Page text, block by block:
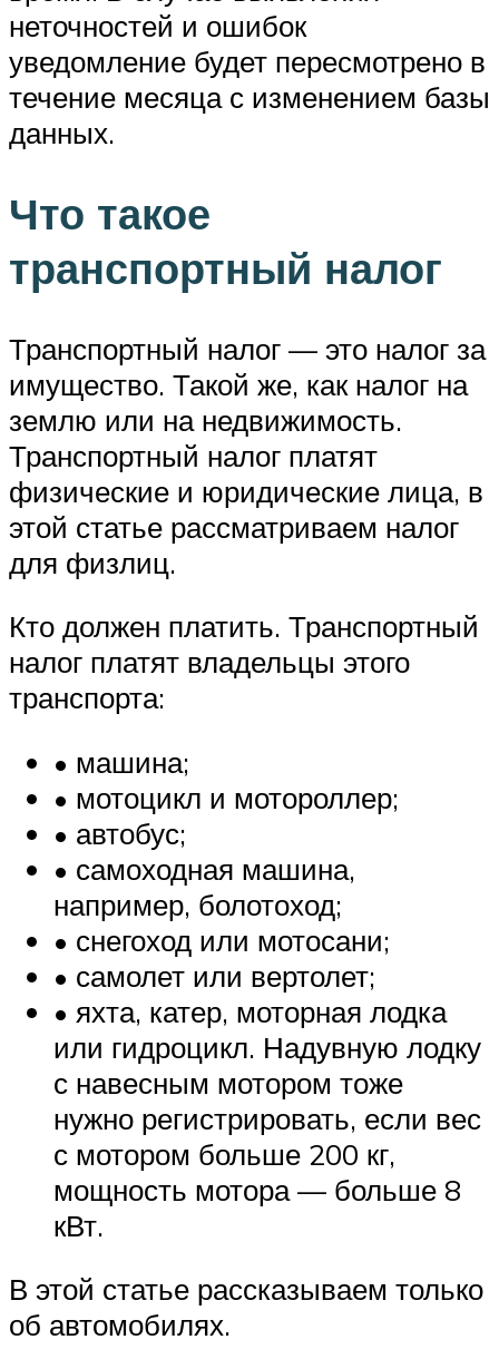
неточностей и ошибок
уведомление будет пересмотрено в
течение месяца с изменением базы
данных.
Что такое
транспортный налог
Транспортный налог — это налог за
имущество. Такой же, как налог на
землю или на недвижимость.
Транспортный налог платят
физические и юридические лица, в
этой статье рассматриваем налог
для физлиц.
Кто должен платить. Транспортный
налог платят владельцы этого
транспорта:
• машина;
• мотоцикл и мотороллер;
• автобус;
• самоходная машина,
например, болотоход;
• снегоход или мотосани;
• самолет или вертолет;
• яхта, катер, моторная лодка
или гидроцикл. Надувную лодку
с навесным мотором тоже
нужно регистрировать, если вес
с мотором больше 200 кг,
мощность мотора — больше 8
кВт.
В этой статье рассказываем только
об автомобилях.